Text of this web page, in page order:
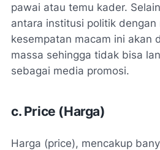
pawai atau temu kader.
antara institusi politik dengan
kesempatan macam ini akan
massa sehingga tidak bisa
sebagai media promosi.
c. Price (Harga)
Harga (price), mencakup